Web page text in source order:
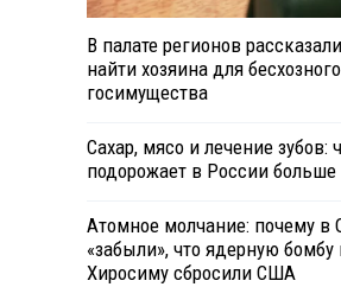
В палате регионов
найти хозяина для бесхозного
госимущества
Сахар, мясо и лечение зубов:
подорожает в России больше
Атомное молчание: почему в
«забыли», что ядерную бомбу
Хиросиму сбросили США